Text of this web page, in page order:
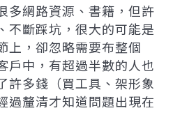
多網路資源、書籍，但許
不斷踩坑，很大的可能是
上，卻忽略需要布整個
戶中，有超過半數的人也
許多錢（買工具、架形象
過釐清才知道問題出現在